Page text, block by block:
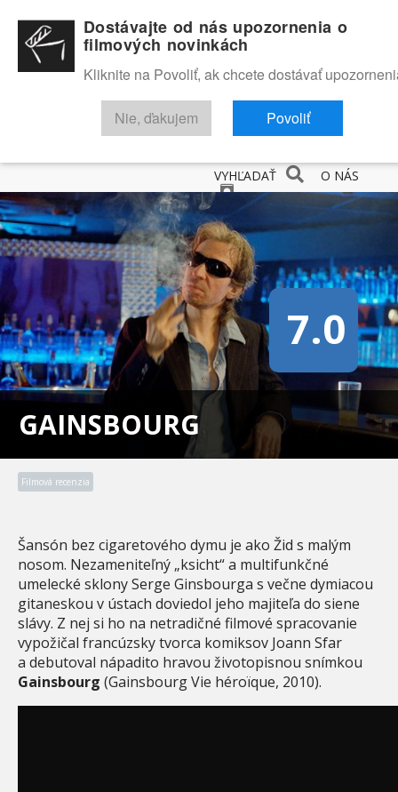
RECENZIE TRAILERY FILMOVÁ DATABÁZA
VYHĽADAŤ O NÁS
GAINSBOURG
7.0
Filmová recenzia
Šansón bez cigaretového dymu je ako Žid s malým
nosom. Nezameniteľný „ksicht“ a multifunkčné
umelecké sklony Serge Ginsbourga s večne dymiacou
gitaneskou v ústach doviedol jeho majiteľa do siene
slávy. Z nej si ho na netradičné filmové spracovanie
vypožičal francúzsky tvorca komiksov Joann Sfar
a debutoval nápadito hravou životopisnou snímkou
Gainsbourg (Gainsbourg Vie héroïque, 2010).
Dostávajte od nás upozornenia o
filmových novinkách
Kliknite na Povoliť, ak chcete dostávať
Nie, ďakujem Povoliť